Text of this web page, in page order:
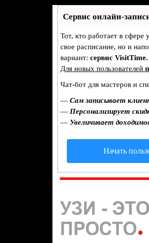
Сервис онлайн-
Тот, кто работает в сфере
свое расписание, но и
вариант: сервис VisitTime.
Для новых пользователей
Чат-бот для мастеров и
— Сам записывает
— Персонализирует
— Увеличивает
Начать